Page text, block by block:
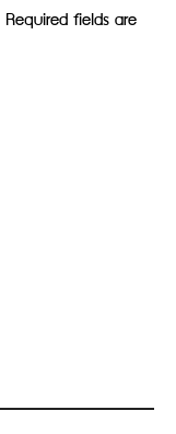
Required fields are